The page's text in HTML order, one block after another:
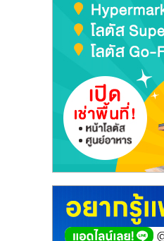
ขยาย
ไชส์,